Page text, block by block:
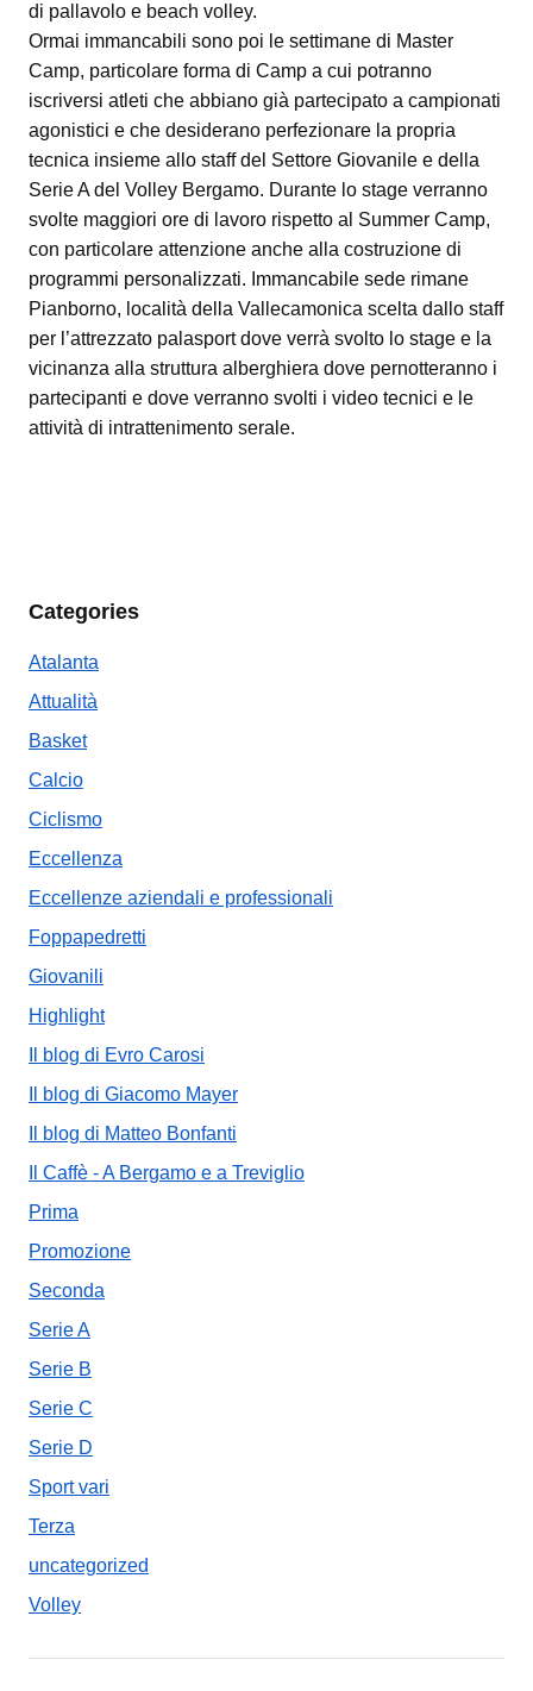
di pallavolo e beach volley.
Ormai immancabili sono poi le settimane di Master
Camp, particolare forma di Camp a cui potranno
iscriversi atleti che abbiano già partecipato a campionati
agonistici e che desiderano perfezionare la propria
tecnica insieme allo staff del Settore Giovanile e della
Serie A del Volley Bergamo. Durante lo stage verranno
svolte maggiori ore di lavoro rispetto al Summer Camp,
con particolare attenzione anche alla costruzione di
programmi personalizzati. Immancabile sede rimane
Pianborno, località della Vallecamonica scelta dallo staff
per l’attrezzato palasport dove verrà svolto lo stage e la
vicinanza alla struttura alberghiera dove pernotteranno i
partecipanti e dove verranno svolti i video tecnici e le
attività di intrattenimento serale.
Categories
Atalanta
Attualità
Basket
Calcio
Ciclismo
Eccellenza
Eccellenze aziendali e professionali
Foppapedretti
Giovanili
Highlight
Il blog di Evro Carosi
Il blog di Giacomo Mayer
Il blog di Matteo Bonfanti
Il Caffè - A Bergamo e a Treviglio
Prima
Promozione
Seconda
Serie A
Serie B
Serie C
Serie D
Sport vari
Terza
uncategorized
Volley